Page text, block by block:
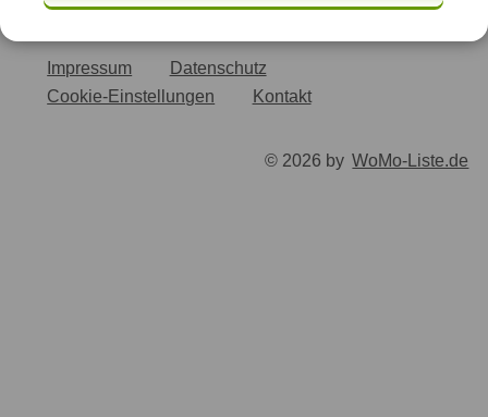
Impressum
Datenschutz
Cookie-Einstellungen
Kontakt
© 2026 by WoMo-Liste.de